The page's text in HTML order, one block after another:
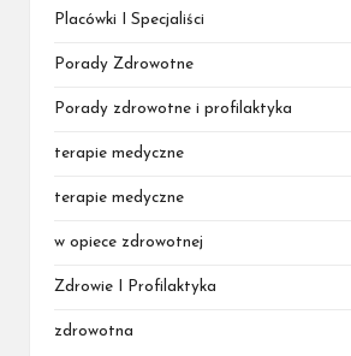
Placówki I Specjaliści
Porady Zdrowotne
Porady zdrowotne i profilaktyka
terapie medyczne
terapie medyczne
w opiece zdrowotnej
Zdrowie I Profilaktyka
zdrowotna